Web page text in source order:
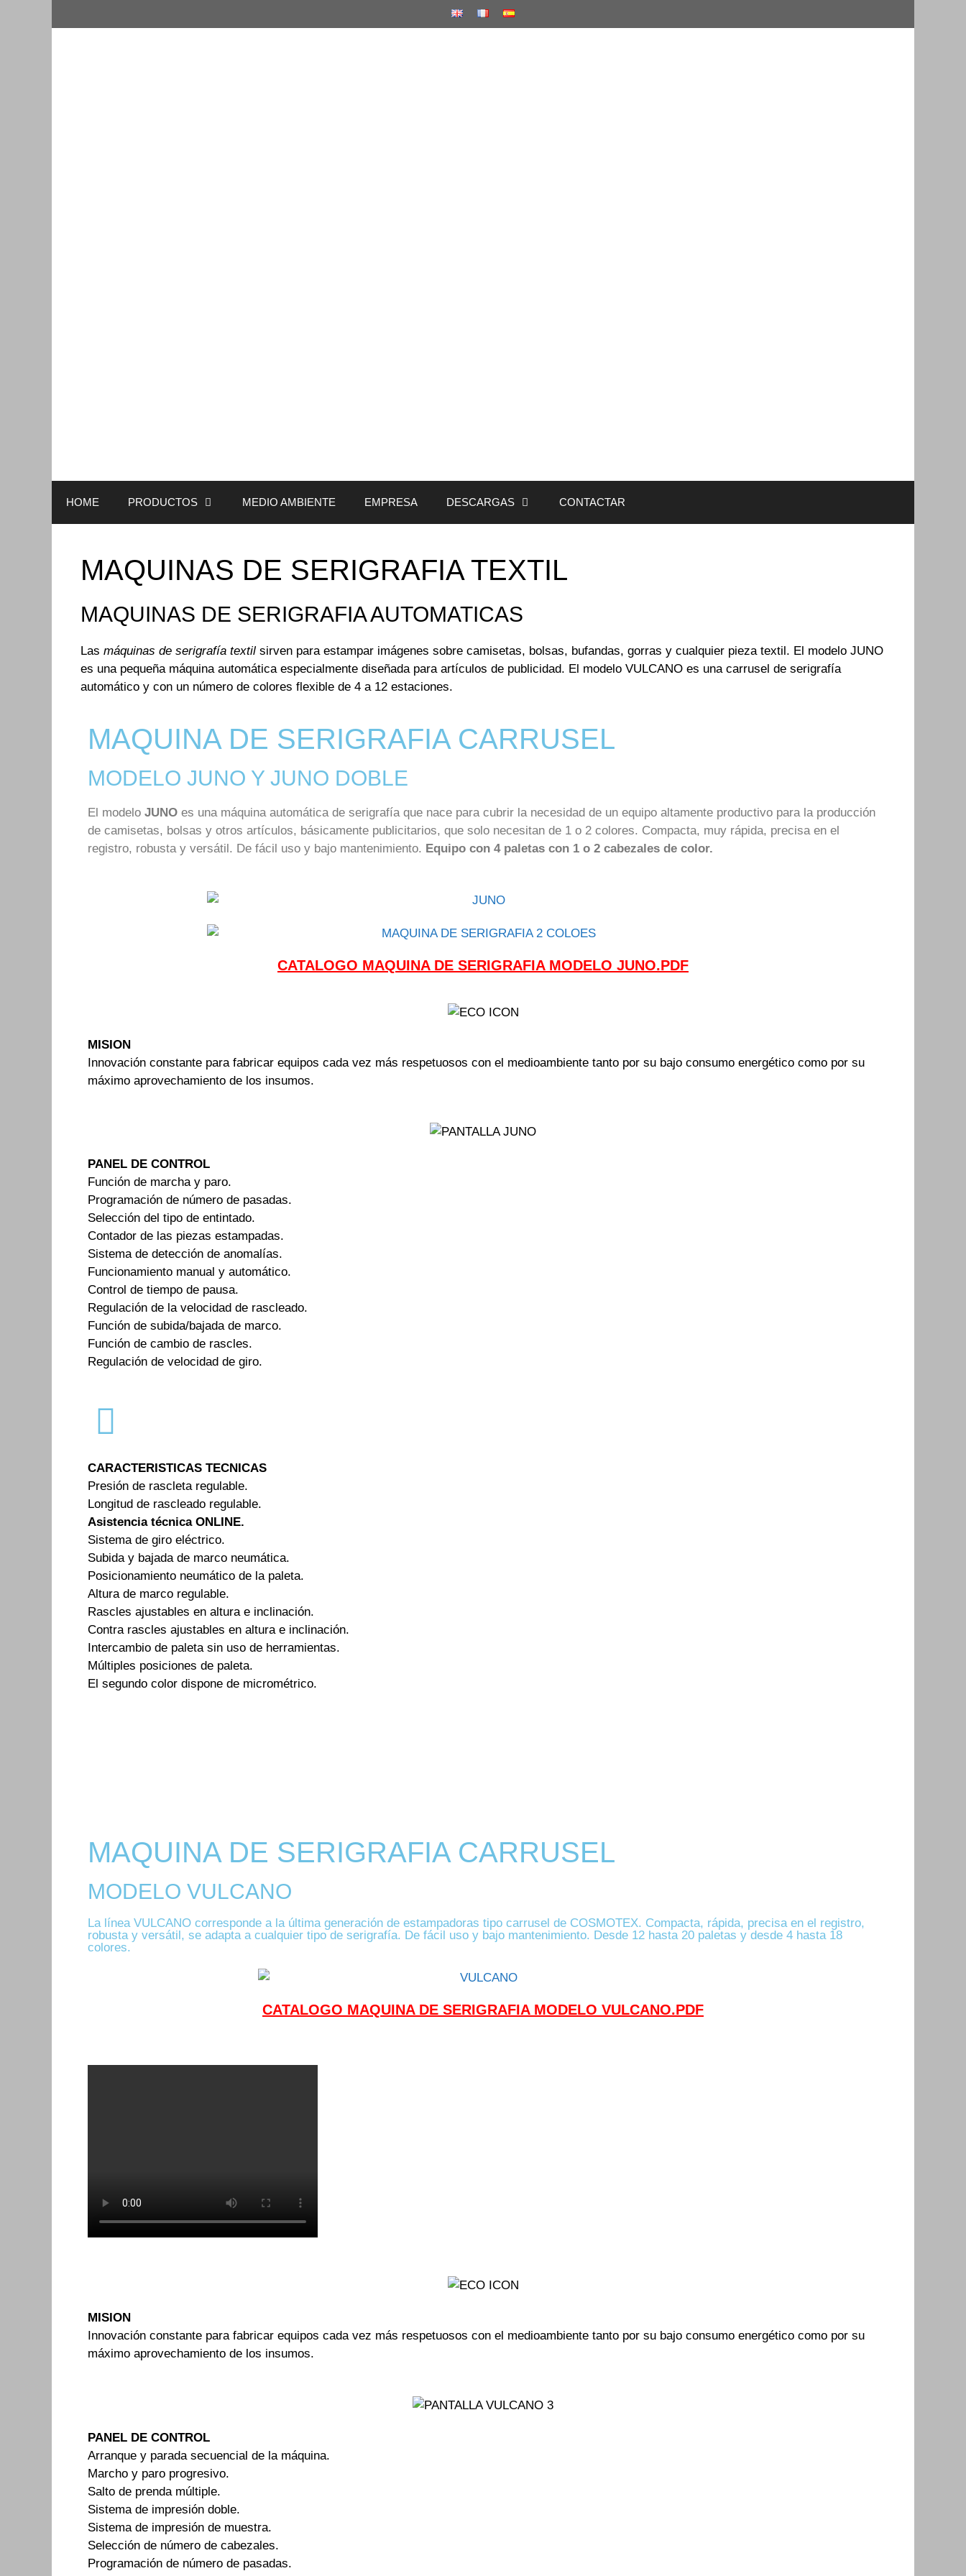
HOME PRODUCTOS MEDIO AMBIENTE EMPRESA DESCARGAS CONTACTAR
MAQUINAS DE SERIGRAFIA TEXTIL
MAQUINAS DE SERIGRAFIA AUTOMATICAS
Las máquinas de serigrafía textil sirven para estampar imágenes sobre camisetas, bolsas, bufandas, gorras y cualquier pieza textil. El modelo JUNO
es una pequeña máquina automática especialmente diseñada para artículos de publicidad. El modelo VULCANO es una carrusel de serigrafía
automático y con un número de colores flexible de 4 a 12 estaciones.
MAQUINA DE SERIGRAFIA CARRUSEL
MODELO JUNO Y JUNO DOBLE
El modelo JUNO es una máquina automática de serigrafía que nace para cubrir la necesidad de un equipo altamente productivo para la producción
de camisetas, bolsas y otros artículos, básicamente publicitarios, que solo necesitan de 1 o 2 colores. Compacta, muy rápida, precisa en el
registro, robusta y versátil. De fácil uso y bajo mantenimiento. Equipo con 4 paletas con 1 o 2 cabezales de color.
CATALOGO MAQUINA DE SERIGRAFIA MODELO JUNO.PDF
MISION
Innovación constante para fabricar equipos cada vez más respetuosos con el medioambiente tanto por su bajo consumo energético como por su
máximo aprovechamiento de los insumos.
PANEL DE CONTROL
Función de marcha y paro.
Programación de número de pasadas.
Selección del tipo de entintado.
Contador de las piezas estampadas.
Sistema de detección de anomalías.
Funcionamiento manual y automático.
Control de tiempo de pausa.
Regulación de la velocidad de rascleado.
Función de subida/bajada de marco.
Función de cambio de rascles.
Regulación de velocidad de giro.
CARACTERISTICAS TECNICAS
Presión de rascleta regulable.
Longitud de rascleado regulable.
Asistencia técnica ONLINE.
Sistema de giro eléctrico.
Subida y bajada de marco neumática.
Posicionamiento neumático de la paleta.
Altura de marco regulable.
Rascles ajustables en altura e inclinación.
Contra rascles ajustables en altura e inclinación.
Intercambio de paleta sin uso de herramientas.
Múltiples posiciones de paleta.
El segundo color dispone de micrométrico.
MAQUINA DE SERIGRAFIA CARRUSEL
MODELO VULCANO
La línea VULCANO corresponde a la última generación de estampadoras tipo carrusel de COSMOTEX. Compacta, rápida, precisa en el registro,
robusta y versátil, se adapta a cualquier tipo de serigrafía. De fácil uso y bajo mantenimiento. Desde 12 hasta 20 paletas y desde 4 hasta 18
colores.
CATALOGO MAQUINA DE SERIGRAFIA MODELO VULCANO.PDF
MISION
Innovación constante para fabricar equipos cada vez más respetuosos con el medioambiente tanto por su bajo consumo energético como por su
máximo aprovechamiento de los insumos.
PANEL DE CONTROL
Arranque y parada secuencial de la máquina.
Marcho y paro progresivo.
Salto de prenda múltiple.
Sistema de impresión doble.
Sistema de impresión de muestra.
Selección de número de cabezales.
Programación de número de pasadas.